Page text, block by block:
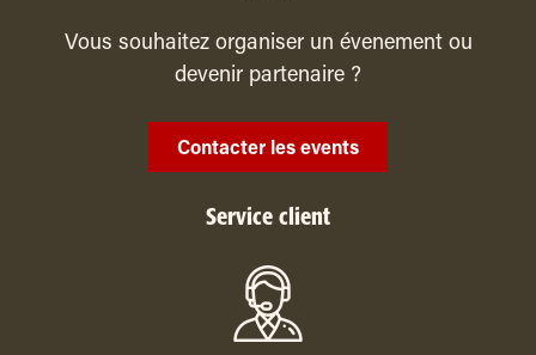
Vous souhaitez organiser un évenement ou
devenir partenaire ?
Contacter les events
Service client